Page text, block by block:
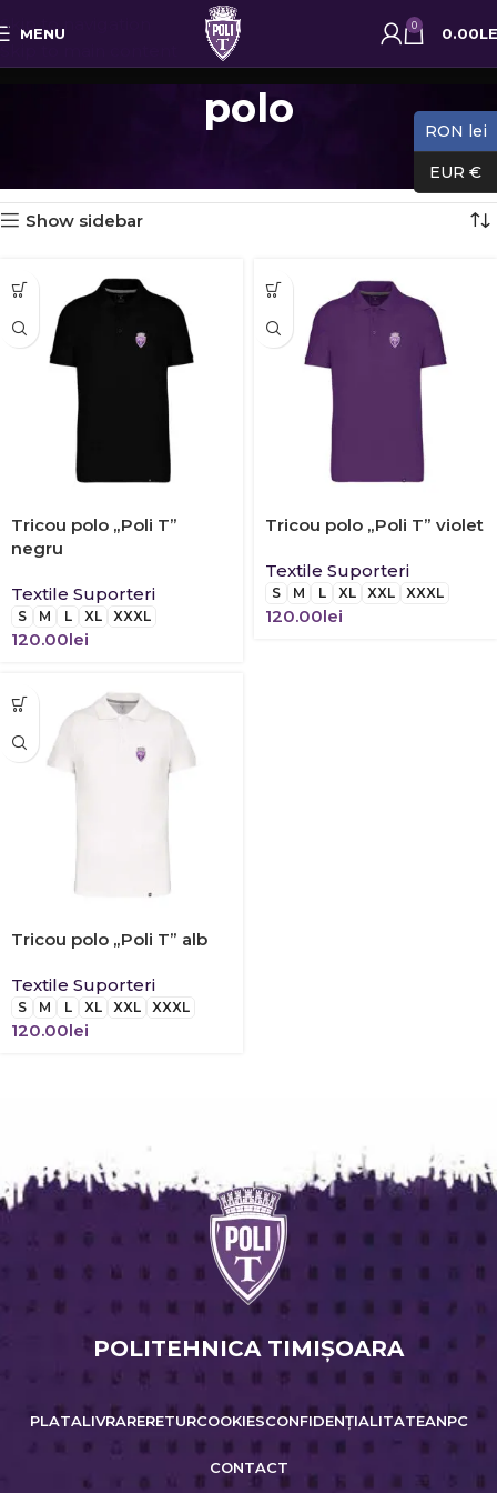
Skip to navigation
MENU 0 0.00
polo
Show sidebar
Tricou polo „Poli T”
negru
Textile Suporteri
S M L XL XXXL
120.00lei
Tricou polo „Poli T” violet
Textile Suporteri
S M L XL XXL XXXL
120.00lei
Tricou polo „Poli T” alb
Textile Suporteri
S M L XL XXL XXXL
120.00lei
POLITEHNICA TIMIŞOARA
PLATALIVRARERETURCOOKIESCONFIDENȚIALITATEANPC
CONTACT
RON lei
EUR €